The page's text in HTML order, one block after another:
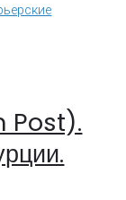
Post).